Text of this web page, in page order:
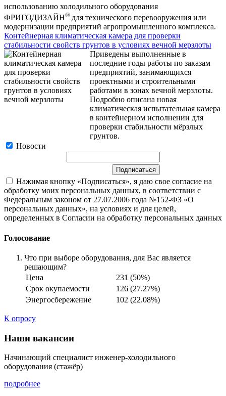
использованию холодильного оборудования
ФРИГОДИЗАЙН® для технического перевооружения или
модернизации предприятий агропромышленного комплекса.
Контейнерная климатическая камера для проверки
стабильности свойств грунтов в условиях вечной мерзлоты
Приведены выполненные в
последние годы работы по заказам
предприятий, занимающихся
проектными и строительными
работами в зонах вечной мерзлоты.
Подробно описана новая
климатическая испытательная камера
в контейнерном исполнении для
проверки стабильности мёрзлых
грунтов.
Новости
Нажимая кнопку «Подписаться», я даю свое согласие на
обработку моих персональных данных, в соответствии с
Федеральным законом от 27.07.2006 года №152-ФЗ «О
персональных данных», на условиях и для целей,
определенных в Согласии на обработку персональных данных
Голосование
Что при выборе оборудования, для Вас является
решающим?
Цена
231 (50%)
Срок окупаемости
126 (27.27%)
Энергосбережение
102 (22.08%)
К опросу
Наши вакансии
Начинающий специалист инженер-холодильного
оборудования (стажёр)
подробнее